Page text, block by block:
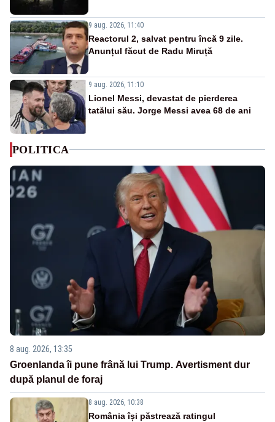
9 aug. 2026, 11:40
Reactorul 2, salvat pentru încă 9 zile.
Anunțul făcut de Radu Miruță
9 aug. 2026, 11:10
Lionel Messi, devastat de pierderea
tatălui său. Jorge Messi avea 68 de ani
POLITICA
8 aug. 2026, 13:35
Groenlanda îi pune frână lui Trump. Avertisment dur
după planul de foraj
8 aug. 2026, 10:38
România își păstrează ratingul